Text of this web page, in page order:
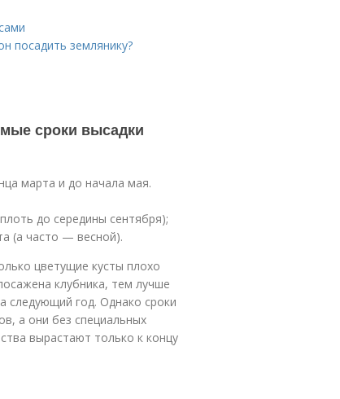
посадить землянику?
сроки высадки
марта и до начала мая.
до середины сентября);
(а часто — весной).
цветущие кусты плохо
клубника, тем лучше
следующий год. Однако сроки
а они без специальных
вырастают только к концу